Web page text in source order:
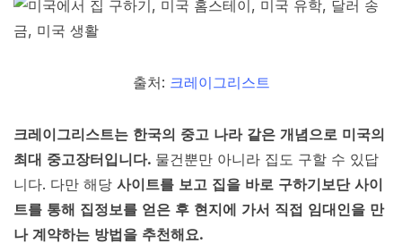
출처: 크레이그리스트
크레이그리스트는 한국의 중고 나라 같은 개념으로 미국의
최대 중고장터입니다. 물건뿐만 아니라 집도 구할 수 있답
니다. 다만 해당 사이트를 보고 집을 바로 구하기보단 사이
트를 통해 집정보를 얻은 후 현지에 가서 직접 임대인을 만
나 계약하는 방법을 추천해요.